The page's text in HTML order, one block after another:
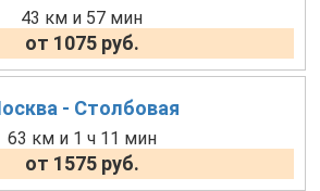
43 км и 57 мин
от 1075 руб.
- Столбовая
63 км и 1 ч 11 мин
от 1575 руб.